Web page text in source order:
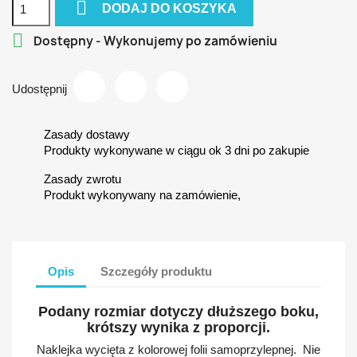
 DODAJ DO KOSZYKA
 Dostępny - Wykonujemy po zamówieniu
Udostępnij
Zasady dostawy
Produkty wykonywane w ciągu ok 3 dni po zakupie
Zasady zwrotu
Produkt wykonywany na zamówienie,
Opis Szczegóły produktu
Podany rozmiar dotyczy dłuższego boku,
krótszy wynika z proporcji.
Naklejka wycięta z kolorowej folii samoprzylepnej. Nie